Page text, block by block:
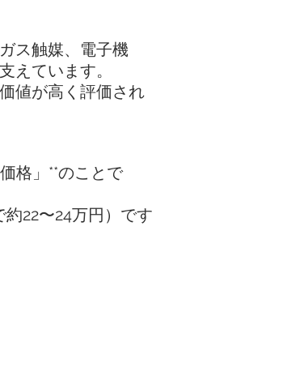
ス触媒、電子機
えています。
値が高く評価され
格」**のことで
22〜24万円）です